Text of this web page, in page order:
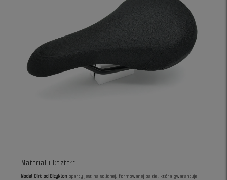
Materiał i kształt
Model Dirt od Bicyklon oparty jest na solidnej, formowanej bazie, która gwarantuje